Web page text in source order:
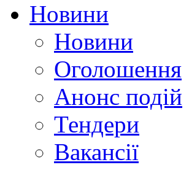
Новини
Новини
Оголошення
Анонс подій
Тендери
Вакансії